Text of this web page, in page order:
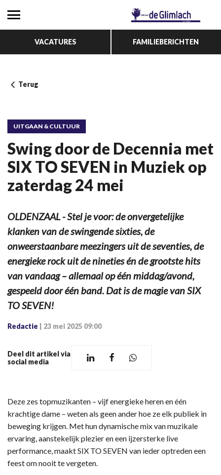
VACATURES FAMILIEBERICHTEN
Terug
UITGAAN & CULTUUR
Swing door de Decennia met
SIX TO SEVEN in Muziek op
zaterdag 24 mei
OLDENZAAL - Stel je voor: de onvergetelijke
klanken van de swingende sixties, de
onweerstaanbare meezingers uit de seventies, de
energieke rock uit de nineties én de grootste hits
van vandaag – allemaal op één middag/avond,
gespeeld door één band. Dat is de magie van SIX
TO SEVEN!
Redactie 23 mei 2025 09:00
Deel dit artikel via
social media
Deze zes topmuzikanten – vijf energieke heren en één
krachtige dame – weten als geen ander hoe ze elk publiek in
beweging krijgen. Met hun dynamische mix van muzikale
ervaring, aanstekelijk plezier en een ijzersterke live
performance, maakt SIX TO SEVEN van ieder optreden een
feest om nooit te vergeten.